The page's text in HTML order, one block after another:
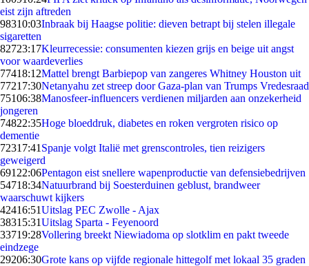
eist zijn aftreden
98310:03Inbraak bij Haagse politie: dieven betrapt bij stelen illegale
sigaretten
82723:17Kleurrecessie: consumenten kiezen grijs en beige uit angst
voor waardeverlies
77418:12Mattel brengt Barbiepop van zangeres Whitney Houston uit
77217:30Netanyahu zet streep door Gaza-plan van Trumps Vredesraad
75106:38Manosfeer-influencers verdienen miljarden aan onzekerheid
jongeren
74822:35Hoge bloeddruk, diabetes en roken vergroten risico op
dementie
72317:41 Spanje volgt Italië met grenscontroles, tien reizigers
geweigerd
691 22:06Pentagon eist snellere wapenproductie van defensiebedrijven
54718:34Natuurbrand bij Soesterduinen geblust, brandweer
waarschuwt kijkers
42416:51Uitslag PEC Zwolle - Ajax
38315:31Uitslag Sparta - Feyenoord
33719:28Vollering breekt Niewiadoma op slotklim en pakt tweede
eindzege
29206:30Grote kans op vijfde regionale hittegolf met lokaal 35 graden